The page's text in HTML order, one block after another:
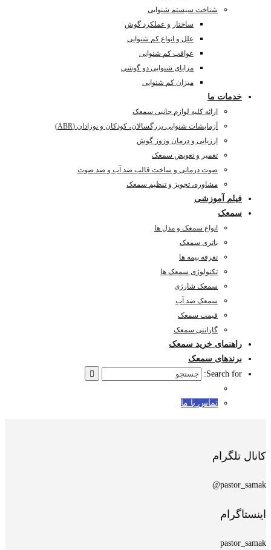
شناخت سیستم شنوایی
ساختار و عملکرد گوش
علل و انواع کم شنوایی
عواقب کم شنوایی
مزایای شنوایی دو گوشی
میزان کم شنوایی
خدمات ما
ارائه کلیه لوازم جانبی سمعک
آزمایشات شنوایی بزرگسالان، کودکان و نوزادان (ABR)
ارزیابی و درمان وزوز گوش
تعمیر و تعویض سمعک
صوت درمانی و ساخت قالب ضد آب و ضد صوت
مشاوره، تجویز و تنظیم سمعک
فیلم آموزشی
سمعک
انواع سمعک و مدل ها
باتری سمعک
تعرفه بیمه ها
تکنولوژی سمعک ها
سمعک شارژی
سمعک ضد آب
قیمت سمعک
گارانتی سمعک
راهنمای خرید سمعک
برندهای سمعک
Search for:
تماس با ما
کانال تلگرام
pastor_samak@
اینستاگرام
pastor_samak